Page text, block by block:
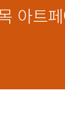
아트